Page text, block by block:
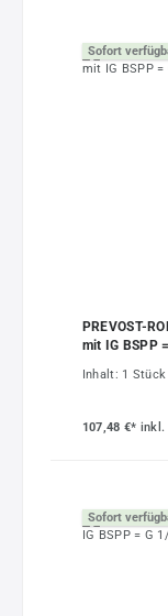
Sofort
PREVOST-
mit IG BSPP
Inhalt: 1 Stück
107,48 €* inkl.
Sofort